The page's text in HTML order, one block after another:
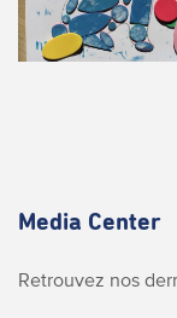
Media Center
Retrouvez nos